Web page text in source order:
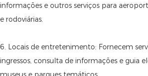
informações e outros serviços para
e rodoviárias.
6. Locais de entretenimento: Fornecem
ingressos, consulta de informações e guia